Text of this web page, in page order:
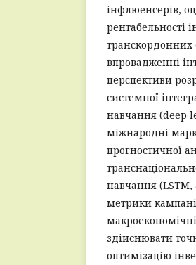
інфлюенсерів,
рентабельності
транскордонних
впровадженні
перспективи
системної
навчання (deep
міжнародні
прогностичної
навчання
метрики
здійснювати
оптимізацію